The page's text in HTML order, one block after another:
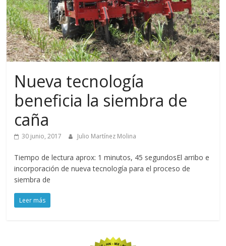
Nueva tecnología
beneficia la siembra de
caña
30 junio, 2017 Julio Martínez Molina
Tiempo de lectura aprox: 1 minutos, 45 segundosEl arribo e
incorporación de nueva tecnología para el proceso de
siembra de
Leer más